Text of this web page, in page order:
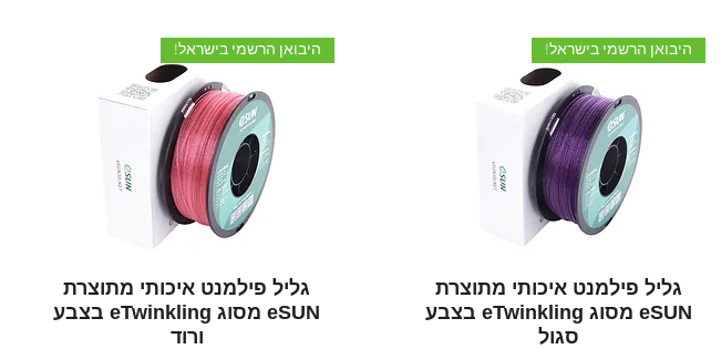
תצוגה מהירה
היבואן הרשמי בישראל!
גליל פילמנט איכותי מתוצרת
eSUN מסוג eTwinkling בצבע
סגול
תצוגה מהירה
היבואן הרשמי בישראל!
גליל פילמנט איכותי מתוצרת
eSUN מסוג eTwinkling בצבע
ורוד